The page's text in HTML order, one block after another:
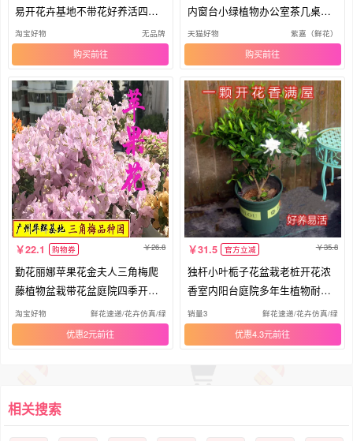
易开花卉基地不带花好养活四季
开花
淘宝好物 无品牌
购买
内窗台小绿植物办公室茶几桌面
盆栽
天猫好物 紫嘉（鲜花）
购买
22.1 购物券 26.8
勤花丽娜苹果花金夫人三角梅爬
藤植物盆栽带花盆庭院四季开花
新款
淘宝好物 鲜花速递/花卉仿真/绿植园艺
优惠2元
31.5 官方立减 35.8
独杆小叶栀子花盆栽老桩开花浓
香室内阳台庭院多年生植物耐热
耐寒
销量3 鲜花速递/花卉仿真/绿植
优惠4.3元
相关搜索